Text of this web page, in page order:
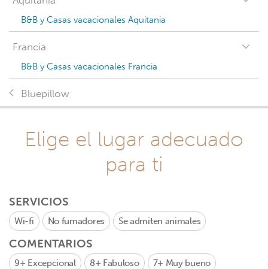
B&B y Casas vacacionales Aquitania
Francia
B&B y Casas vacacionales Francia
Bluepillow
Elige el lugar adecuado
para ti
SERVICIOS
Wi-fi No fumadores Se admiten animales
COMENTARIOS
9+ Excepcional 8+ Fabuloso 7+ Muy bueno